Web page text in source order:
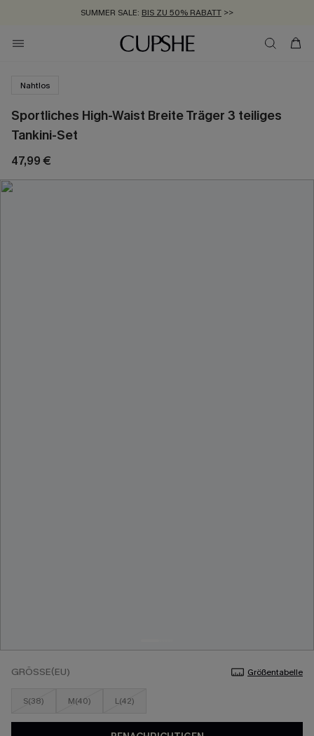
SUMMER SALE: BIS ZU 50% RABATT >>
ZUM NEWSLETTER:BIS ZU -20% EXTRA ERHALTEN
KOSTENLOSER VERSAND AB 89 €
Nahtlos
Sportliches High-Waist Breite Träger 3 teiliges
Tankini-Set
47,99 €
GRÖSSE(EU) Größentabelle
S(38) M(40) L(42)